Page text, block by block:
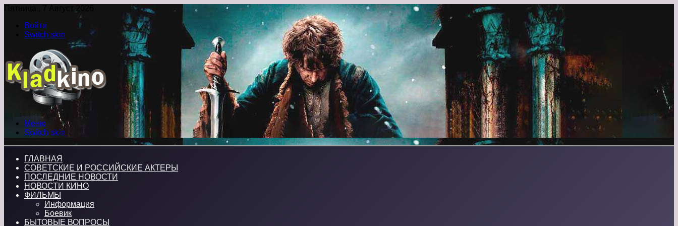
Пятница , 7 Август 2026
Войти
Switch skin
Меню
Switch skin
ГЛАВНАЯ
СОВЕТСКИЕ И РОССИЙСКИЕ АКТЕРЫ
ПОСЛЕДНИЕ НОВОСТИ
НОВОСТИ КИНО
ФИЛЬМЫ
Информация
Боевик
БЫТОВЫЕ ВОПРОСЫ